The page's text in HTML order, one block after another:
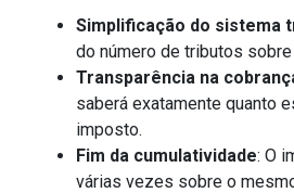
Simplificação do sistema
do número de tributos
Transparência na
saberá exatamente quanto
imposto.
Fim da cumulatividade: O
várias vezes sobre o